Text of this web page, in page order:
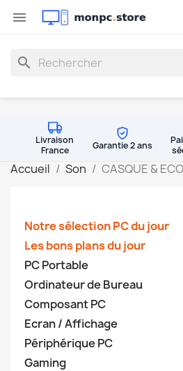

search
Livraison
France
Garantie 2 ans
Accueil Son CASQUE &
Notre sélection PC du jour
Les bons plans du jour
PC Portable
Ordinateur de Bureau
Composant PC
Ecran / Affichage
Périphérique PC
Gaming